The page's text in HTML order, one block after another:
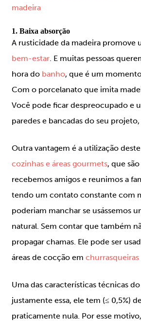
madeira
1. Baixa absorção
A rusticidade da madeira promove
bem-estar . E muitas pessoas
hora do banho, que é um
Com o porcelanato que imita
Você pode ficar despreocupado e
paredes e bancadas do seu
Outra vantagem é a utilização
cozinhas e áreas gourmets, que
recebemos amigos e reunimos a
tendo um contato constante com
poderiam manchar se usássemos
natural. Sem contar que também
propagar chamas. Ele pode ser
áreas de cocção em churrasqueiras
Uma das características técnicas
justamente essa, ele tem (≤ 0,5%)
praticamente nula. Por esse